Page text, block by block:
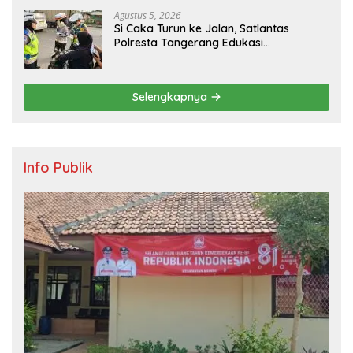
Agustus 5, 2026
Si Caka Turun ke Jalan, Satlantas
Polresta Tangerang Edukasi
Selengkapnya
Info Publik